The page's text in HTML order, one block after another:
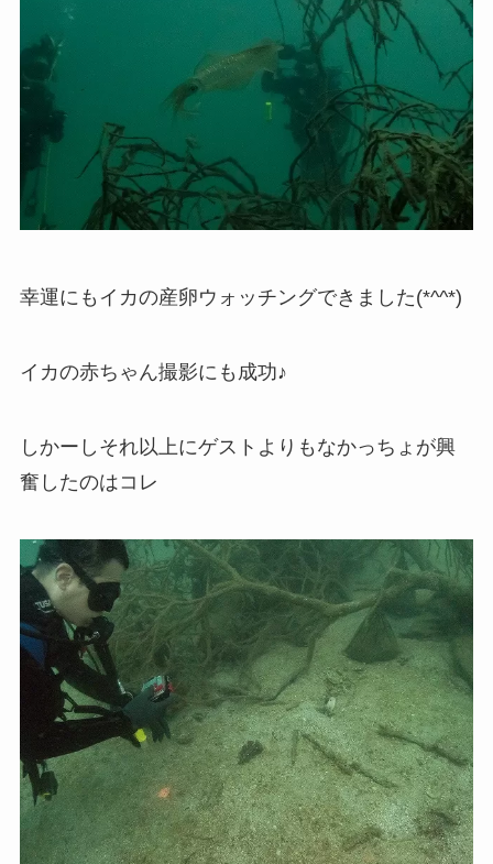
幸運にもイカの産卵ウォッチングできました(*^^*)
イカの赤ちゃん撮影にも成功♪
しかーしそれ以上にゲストよりもなかっちょが興
奮したのはコレ